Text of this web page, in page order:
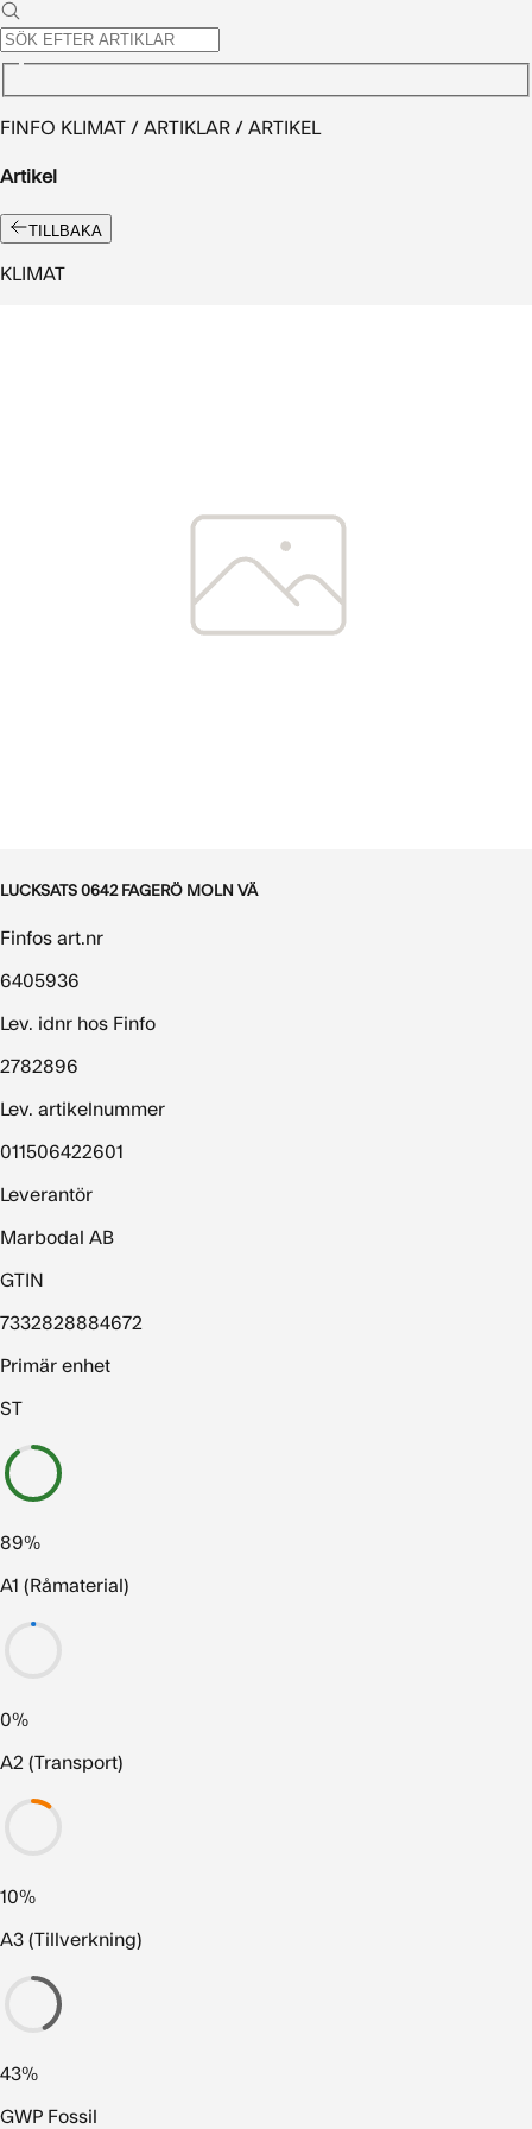
FINFO KLIMAT / ARTIKLAR / ARTIKEL
Artikel
TILLBAKA
KLIMAT
LUCKSATS 0642 FAGERÖ MOLN VÄ
Finfos art.nr
6405936
Lev. idnr hos Finfo
2782896
Lev. artikelnummer
011506422601
Leverantör
Marbodal AB
GTIN
7332828884672
Primär enhet
ST
89%
A1 (Råmaterial)
0%
A2 (Transport)
10%
A3 (Tillverkning)
43%
GWP Fossil